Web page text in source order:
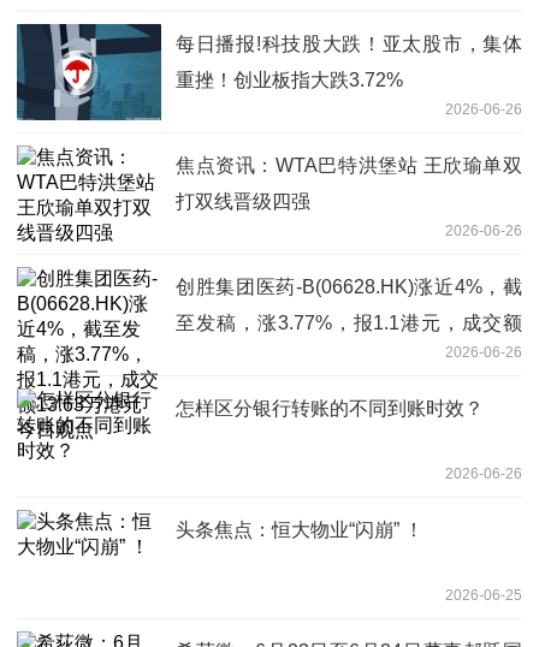
每日播报!科技股大跌！亚太股市，集体
重挫！创业板指大跌3.72%
2026-06-26
焦点资讯：WTA巴特洪堡站 王欣瑜单双
打双线晋级四强
2026-06-26
创胜集团医药-B(06628.HK)涨近4%，截
至发稿，涨3.77%，报1.1港元，成交额
2026-06-26
怎样区分银行转账的不同到账时效？
2026-06-26
头条焦点：恒大物业“闪崩” ！
2026-06-25